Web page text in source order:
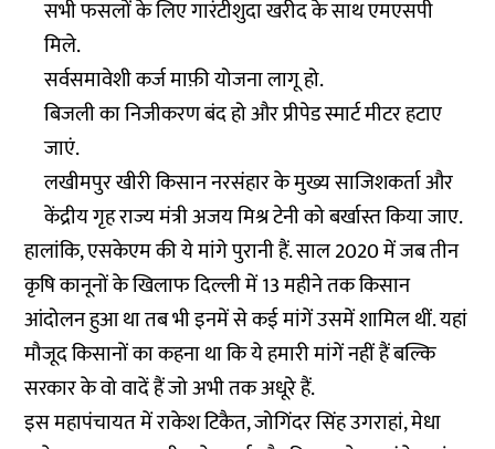
सभी फसलों के लिए गारंटीशुदा खरीद के साथ एमएसपी
मिले.
सर्वसमावेशी कर्ज माफ़ी योजना लागू हो.
बिजली का निजीकरण बंद हो और प्रीपेड स्मार्ट मीटर हटाए
जाएं.
लखीमपुर खीरी किसान नरसंहार के मुख्य साजिशकर्ता और
केंद्रीय गृह राज्य मंत्री अजय मिश्र टेनी को बर्खास्त किया जाए.
हालांकि, एसकेएम की ये मांगे पुरानी हैं. साल 2020 में जब तीन
कृषि कानूनों के खिलाफ दिल्ली में 13 महीने तक किसान
आंदोलन हुआ था तब भी इनमें से कई मांगें उसमें शामिल थीं. यहां
मौजूद किसानों का कहना था कि ये हमारी मांगें नहीं हैं बल्कि
सरकार के वो वादें हैं जो अभी तक अधूरे हैं.
इस महापंचायत में राकेश टिकैत, जोगिंदर सिंह उगराहां, मेधा